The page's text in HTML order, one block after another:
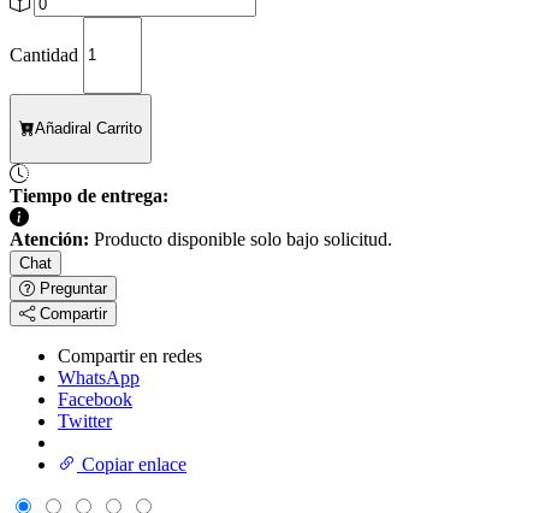
Cantidad
Añadiral Carrito
Tiempo de entrega:
Atención: Producto disponible solo bajo solicitud.
Chat
Preguntar
Compartir
Compartir en redes
WhatsApp
Facebook
Twitter
Copiar enlace